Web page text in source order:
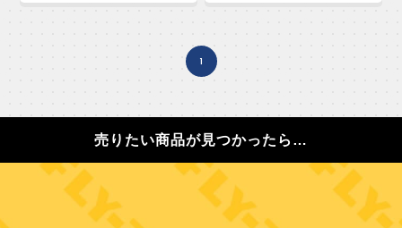
1
売りたい商品が見つかったら…